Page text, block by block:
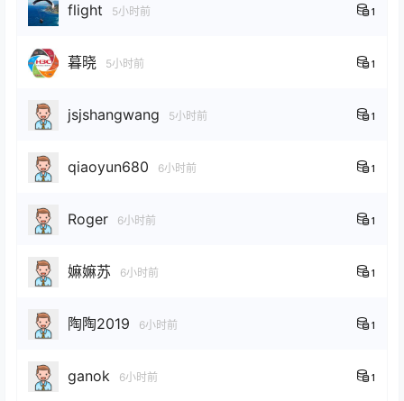
flight 5小时前 1
暮晓 5小时前 1
jsjshangwang 5小时前 1
qiaoyun680 6小时前 1
Roger 6小时前 1
嫲嫲苏 6小时前 1
陶陶2019 6小时前 1
ganok 6小时前 1